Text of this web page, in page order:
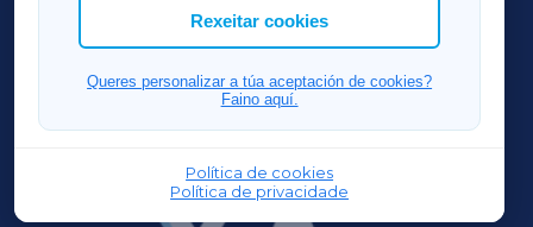
Rexeitar cookies
Queres personalizar a túa aceptación de cookies?
Faino aquí.
Política de cookies
Política de privacidade
ACORUÑAXA
FERROLXA
OURENSEXA